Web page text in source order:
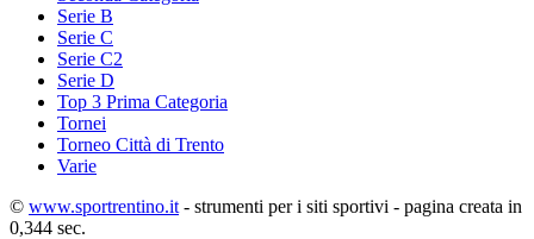
Serie B
Serie C
Serie C2
Serie D
Top 3 Prima Categoria
Tornei
Torneo Città di Trento
Varie
© www.sportrentino.it - strumenti per i siti sportivi - pagina creata in
0,344 sec.